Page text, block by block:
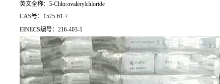
英文全称：5-Chlorovalerylchloride
CAS号：1575-61-7
EINECS编号：216-403-1